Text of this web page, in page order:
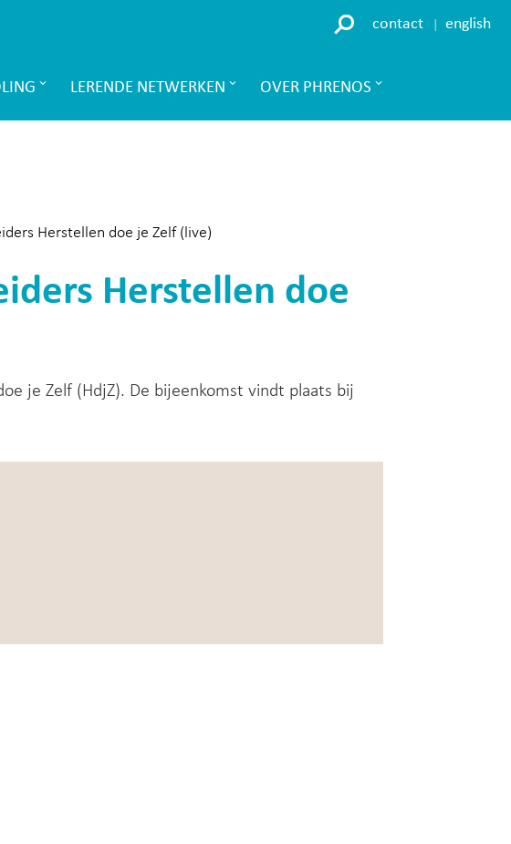
contact english
LERENDE NETWERKEN OVER PHRENOS
Herstellen doe je Zelf (live)
Herstellen doe
je Zelf (HdjZ). De bijeenkomst vindt plaats bij